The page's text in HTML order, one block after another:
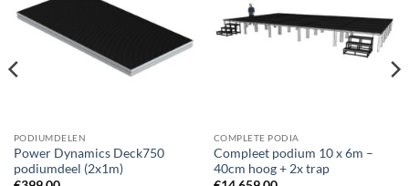
PODIUMDELEN
Power Dynamics Deck750
podiumdeel (2x1m)
COMPLETE PODIA
Compleet podium 10 x 6m –
40cm hoog + 2x trap